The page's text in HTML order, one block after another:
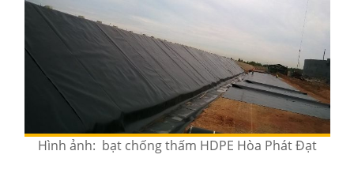
Hình ảnh: bạt chống thấm HDPE Hòa Phát Đạt